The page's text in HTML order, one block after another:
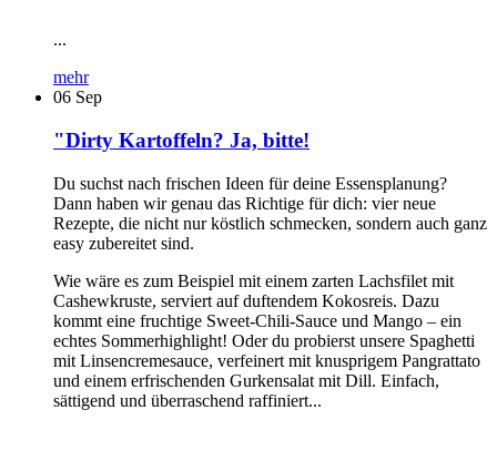
...
mehr
06 Sep
"Dirty Kartoffeln? Ja, bitte!
Du suchst nach frischen Ideen für deine Essensplanung?
Dann haben wir genau das Richtige für dich: vier neue
Rezepte, die nicht nur köstlich schmecken, sondern auch ganz
easy zubereitet sind.
Wie wäre es zum Beispiel mit einem zarten Lachsfilet mit
Cashewkruste, serviert auf duftendem Kokosreis. Dazu
kommt eine fruchtige Sweet-Chili-Sauce und Mango – ein
echtes Sommerhighlight! Oder du probierst unsere Spaghetti
mit Linsencremesauce, verfeinert mit knusprigem Pangrattato
und einem erfrischenden Gurkensalat mit Dill. Einfach,
sättigend und überraschend raffiniert...